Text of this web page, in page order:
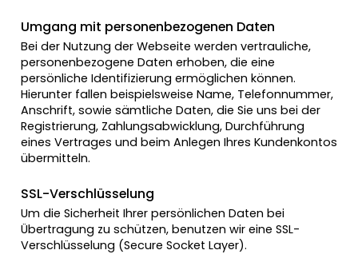
Umgang mit personenbezogenen Daten
Bei der Nutzung der Webseite werden vertrauliche,
personenbezogene Daten erhoben, die eine
persönliche Identifizierung ermöglichen können.
Hierunter fallen beispielsweise Name, Telefonnummer,
Anschrift, sowie sämtliche Daten, die Sie uns bei der
Registrierung, Zahlungsabwicklung, Durchführung
eines Vertrages und beim Anlegen Ihres Kundenkontos
übermitteln.
SSL-Verschlüsselung
Um die Sicherheit Ihrer persönlichen Daten bei
Übertragung zu schützen, benutzen wir eine SSL-
Verschlüsselung (Secure Socket Layer).